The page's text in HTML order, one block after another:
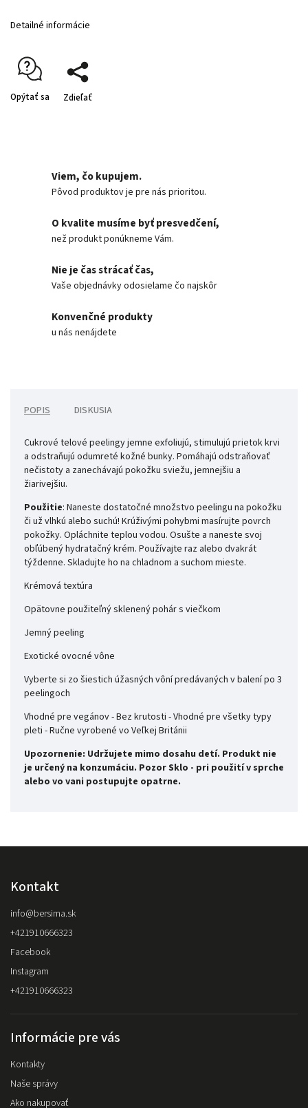
Detailné informácie
Opýtať sa Zdieľať
Viem, čo kupujem.
Pôvod produktov je pre nás prioritou.
O kvalite musíme byť presvedčení,
než produkt ponúkneme Vám.
Nie je čas strácať čas,
Vaše objednávky odosielame čo najskôr
Konvenčné produkty
u nás nenájdete
POPIS DISKUSIA
Cukrové telové peelingy jemne exfoliujú, stimulujú prietok krvi
a odstraňujú odumreté kožné bunky. Pomáhajú odstraňovať
nečistoty a zanechávajú pokožku sviežu, jemnejšiu a
žiarivejšiu.
Použitie: Naneste dostatočné množstvo peelingu na pokožku
či už vlhkú alebo suchú! Krúživými pohybmi masírujte povrch
pokožky. Opláchnite teplou vodou. Osušte a naneste svoj
obľúbený hydratačný krém. Používajte raz alebo dvakrát
týždenne. Skladujte ho na chladnom a suchom mieste.
Krémová textúra
Opätovne použiteľný sklenený pohár s viečkom
Jemný peeling
Exotické ovocné vône
Vyberte si zo šiestich úžasných vôní predávaných v balení po 3
peelingoch
Vhodné pre vegánov - Bez krutosti - Vhodné pre všetky typy
pleti - Ručne vyrobené vo Veľkej Británii
Upozornenie: Udržujete mimo dosahu detí. Produkt nie
je určený na konzumáciu. Pozor Sklo - pri použití v sprche
alebo vo vani postupujte opatrne.
Kontakt
info@bersima.sk
+421910666323
Facebook
Instagram
+421910666323
Informácie pre vás
Kontakty
Naše správy
Ako nakupovať